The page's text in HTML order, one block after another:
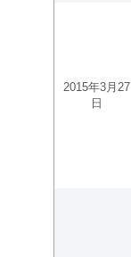
2015年3月27
日